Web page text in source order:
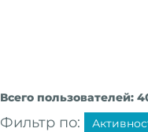
Всего пользователей:
Фильтр по: